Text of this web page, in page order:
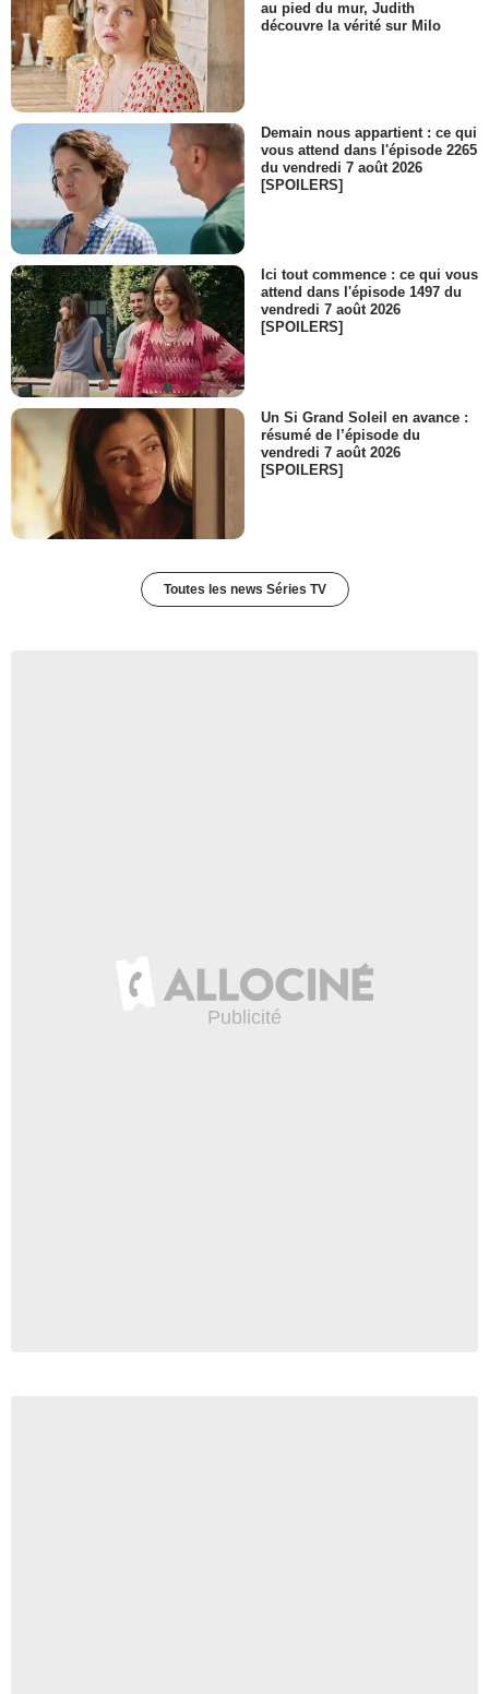
au pied du mur, Judith
découvre la vérité sur Milo
Demain nous appartient : ce qui
vous attend dans l'épisode 2265
du vendredi 7 août 2026
[SPOILERS]
Ici tout commence : ce qui vous
attend dans l'épisode 1497 du
vendredi 7 août 2026
[SPOILERS]
Un Si Grand Soleil en avance :
résumé de l’épisode du
vendredi 7 août 2026
[SPOILERS]
Toutes les news Séries TV